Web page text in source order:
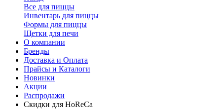
Все для пиццы
Инвентарь для пиццы
Формы для пиццы
Щетки для печи
О компании
Бренды
Доставка и Оплата
Прайсы и Каталоги
Новинки
Акции
Распродажи
Скидки для HoReCa